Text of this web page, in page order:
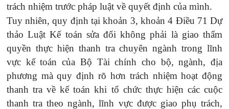
trách nhiệm trước pháp luật về quyết định của mình.
Tuy nhiên, quy định tại khoản 3, khoản 4 Điều 71 Dự
thảo Luật Kế toán sửa đổi không phải là giao thẩm
quyền thực hiện thanh tra chuyên ngành trong lĩnh
vực kế toán của Bộ Tài chính cho bộ, ngành, địa
phương mà quy định rõ hơn trách nhiệm hoạt động
thanh tra về kế toán khi tổ chức thực hiện các cuộc
thanh tra theo ngành, lĩnh vực được giao phụ trách,